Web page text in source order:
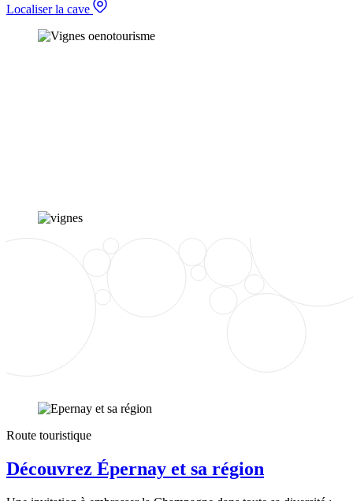
Localiser la cave
Route touristique
Découvrez Épernay et sa région